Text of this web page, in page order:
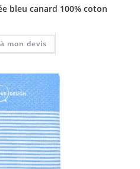
bleu canard 100% coton
mon devis